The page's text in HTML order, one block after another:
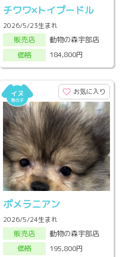
チワワ×トイプードル
2026/5/23生まれ
販売店
動物の森宇部店
価格
184,800円
お気に入り
ポメラニアン
2026/5/24生まれ
販売店
動物の森宇部店
価格
195,800円